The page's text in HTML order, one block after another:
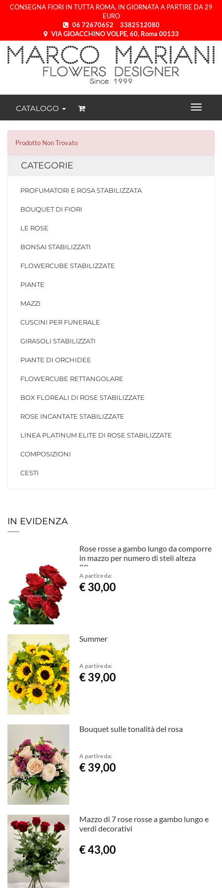
CONSEGNA FIORI IN TUTTA ROMA, IN GIORNATA A PARTIRE DA 29
EURO
06 72670652
3382512080
VIA GIOACCHINO VOLPE, 60, Roma 00133
CATALOGO
Prodotto Non Trovato
CATEGORIE
PROFUMATORI E ROSA STABILIZZATA
BOUQUET DI FIORI
LE ROSE
BONSAI STABILIZZATI
FLOWERCUBE STABILIZZATE
PIANTE
MAZZI
CUSCINI PER FUNERALE
GIRASOLI STABILIZZATI
PIANTE DI ORCHIDEE
FLOWERCUBE RETTANGOLARE
BOX FLOREALI DI ROSE STABILIZZATE
ROSE INCANTATE STABILIZZATE
LINEA PLATINUM ELITE DI ROSE STABILIZZATE
COMPOSIZIONI
CESTI
IN EVIDENZA
Rose rosse a gambo lungo da comporre
in mazzo per numero di steli alteza
80cm
A partire da:
€ 30,00
Summer
A partire da:
€ 39,00
Bouquet sulle tonalità del rosa
A partire da:
€ 39,00
Mazzo di 7 rose rosse a gambo lungo e
verdi decorativi
€ 43,00